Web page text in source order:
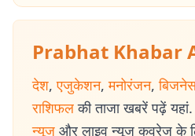
Prabhat Khabar
देश, एजुकेशन, मनोरंजन,
राशिफल की ताजा खबरें पढ़ें यहां.
न्यूज और लाइव न्यूज कवरेज के